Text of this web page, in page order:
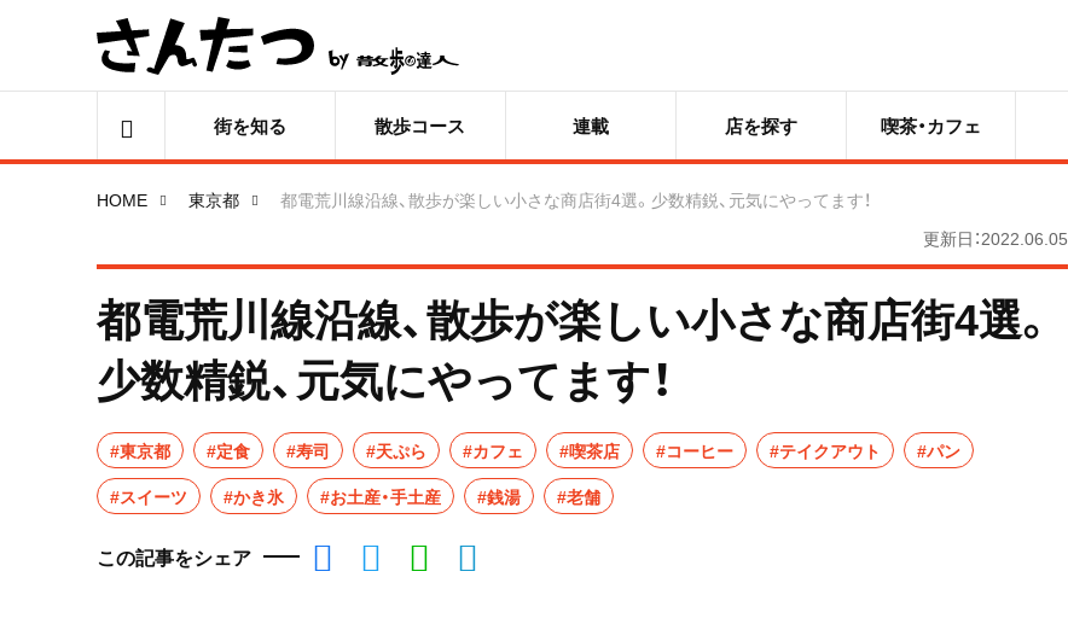
街を知る 散歩コース 連載 店を探す 喫茶・カフェ
HOME 東京都
都電荒川線沿線、散歩が楽しい小さな商店街4選。少数精鋭、元気にやってます！
更新日：2022.06.05
都電荒川線沿線、散歩が楽しい小さな商店街4選。
少数精鋭、元気にやってます！
#東京都 #定食 #寿司 #天ぷら #カフェ #喫茶店 #コーヒー #テイクアウト
#パン
#スイーツ
#かき氷 #お土産・手土産 #銭湯 #老舗
この記事をシェア